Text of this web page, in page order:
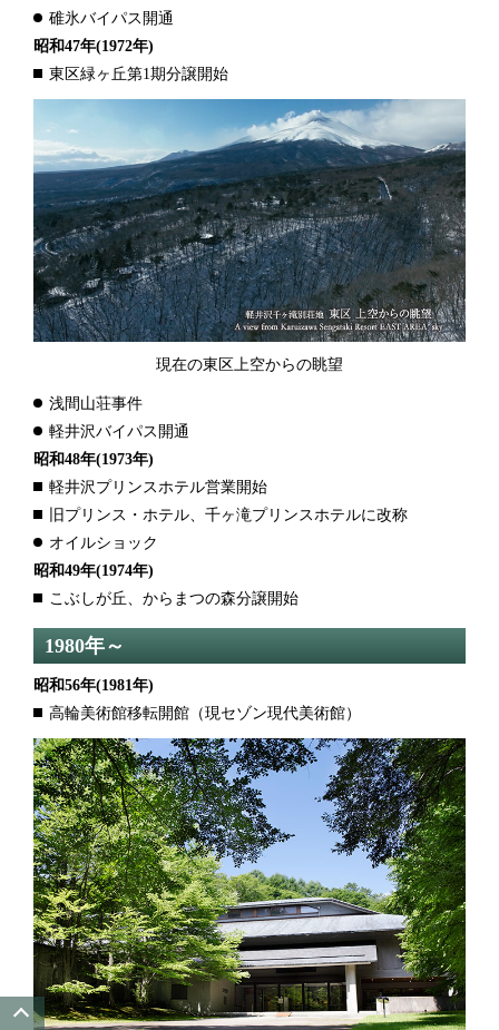
碓氷バイパス開通
昭和47年(1972年)
東区緑ヶ丘第1期分譲開始
現在の東区上空からの眺望
浅間山荘事件
軽井沢バイパス開通
昭和48年(1973年)
軽井沢プリンスホテル営業開始
旧プリンス・ホテル、千ヶ滝プリンスホテルに改称
オイルショック
昭和49年(1974年)
こぶしが丘、からまつの森分譲開始
1980年～
昭和56年(1981年)
高輪美術館移転開館（現セゾン現代美術館）